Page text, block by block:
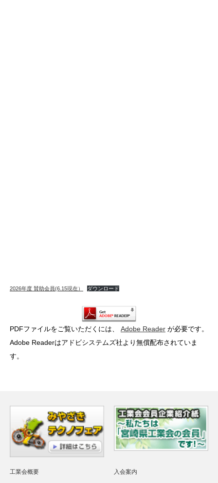
2026年度 賛助会員(6.15現在） ダウンロード
PDFファイルをご覧いただくには、 Adobe Reader が必要です。
Adobe Readerはアドビシステムズ社より無償配布されていま
す。
工業会概要 入会案内